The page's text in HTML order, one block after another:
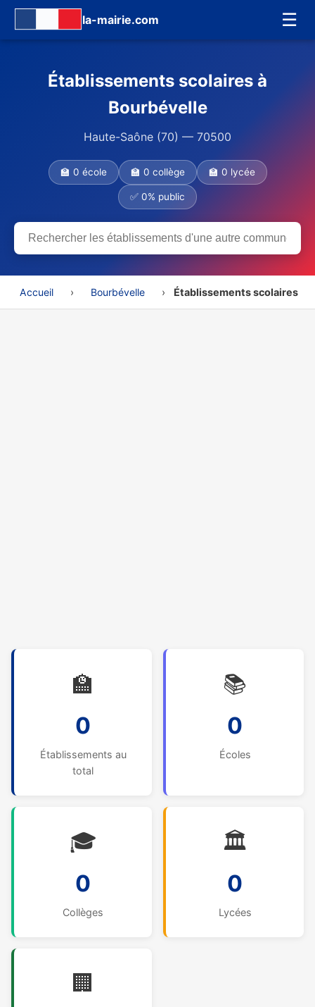
la-mairie.com ☰
Établissements scolaires à
Bourbévelle
Haute-Saône (70) — 70500
🏫 0 école 🏫 0 collège 🏫 0 lycée
✅ 0% public
Accueil › Bourbévelle › Établissements scolaires
🏫
0
Établissements au
total
📚
0
Écoles
🎓
0
Collèges
🏛️
0
Lycées
🏢